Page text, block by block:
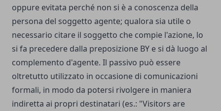
oppure evitata perché non si è a conoscenza della
persona del soggetto agente; qualora sia utile o
necessario citare il soggetto che compie l'azione, lo
si fa precedere dalla preposizione BY e si dà luogo al
complemento d'agente. Il passivo può essere
oltretutto utilizzato in occasione di comunicazioni
formali, in modo da potersi rivolgere in maniera
indiretta ai propri destinatari (es.: "Visitors are